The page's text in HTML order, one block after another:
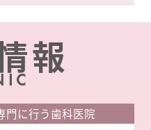
報
門に行う歯科医院